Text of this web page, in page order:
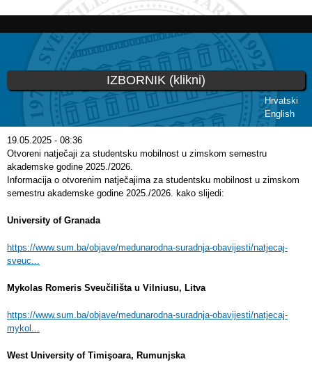
Skip to
content
Hrvatski
English
IZBORNIK (klikni)
You are here
19.05.2025 - 08:36
Otvoreni natječaji za studentsku mobilnost u zimskom semestru
akademske godine 2025./2026.
Informacija o otvorenim natječajima za studentsku mobilnost u zimskom
semestru akademske godine 2025./2026. kako slijedi:
University of Granada
https://www.sum.ba/objave/medunarodna-suradnja-obavijesti/natjecaj-
sveuc...
Mykolas Romeris Sveučilišta u Vilniusu, Litva
https://www.sum.ba/objave/medunarodna-suradnja-obavijesti/natjecaj-
mykol...
West University of Timişoara, Rumunjska